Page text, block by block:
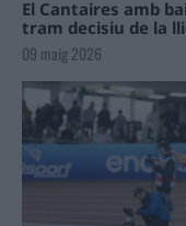
El Cantaires amb
tram decisiu de la
09 maig 2026